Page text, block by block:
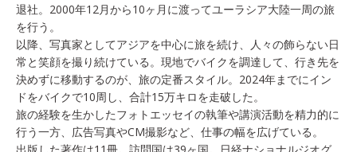
退社。2000年12月から10ヶ月に渡ってユーラシア大陸一周の旅
を行う。
以降、写真家としてアジアを中心に旅を続け、人々の飾らない日
常と笑顔を撮り続けている。現地でバイクを調達して、行き先を
決めずに移動するのが、旅の定番スタイル。2024年までにイン
ドをバイクで10周し、合計15万キロを走破した。
旅の経験を生かしたフォトエッセイの執筆や講演活動を精力的に
行う一方、広告写真やCM撮影など、仕事の幅を広げている。